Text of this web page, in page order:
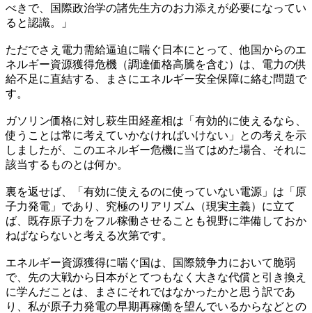
べきで、国際政治学の諸先生方のお力添えが必要になってい
ると認識。」
ただでさえ電力需給逼迫に喘ぐ日本にとって、他国からのエ
ネルギー資源獲得危機（調達価格高騰を含む）は、電力の供
給不足に直結する、まさにエネルギー安全保障に絡む問題で
す。
ガソリン価格に対し萩生田経産相は「有効的に使えるなら、
使うことは常に考えていかなければいけない」との考えを示
しましたが、このエネルギー危機に当てはめた場合、それに
該当するものとは何か。
裏を返せば、「有効に使えるのに使っていない電源」は「原
子力発電」であり、究極のリアリズム（現実主義）に立て
ば、既存原子力をフル稼働させることも視野に準備しておか
ねばならないと考える次第です。
エネルギー資源獲得に喘ぐ国は、国際競争力において脆弱
で、先の大戦から日本がとてつもなく大きな代償と引き換え
に学んだことは、まさにそれではなかったかと思う訳であ
り、私が原子力発電の早期再稼働を望んでいるからなどとの